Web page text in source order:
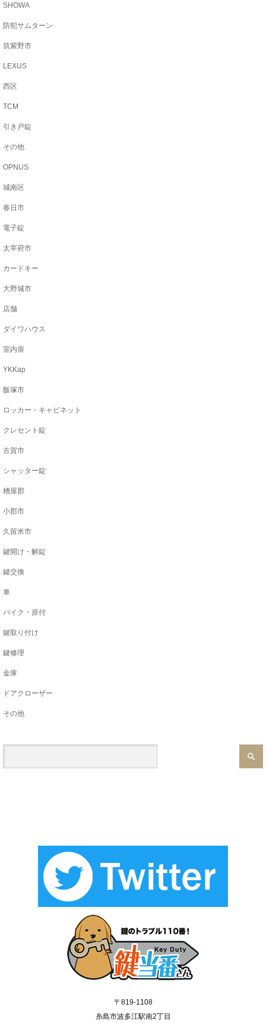
SHOWA
防犯サムターン
筑紫野市
LEXUS
西区
TCM
引き戸錠
その他
OPNUS
城南区
春日市
電子錠
太宰府市
カードキー
大野城市
店舗
ダイワハウス
室内扉
YKKap
飯塚市
ロッカー・キャビネット
クレセント錠
古賀市
シャッター錠
糟屋郡
小郡市
久留米市
鍵開け・解錠
鍵交換
車
バイク・原付
鍵取り付け
鍵修理
金庫
ドアクローザー
その他
〒819-1108
糸島市波多江駅南2丁目